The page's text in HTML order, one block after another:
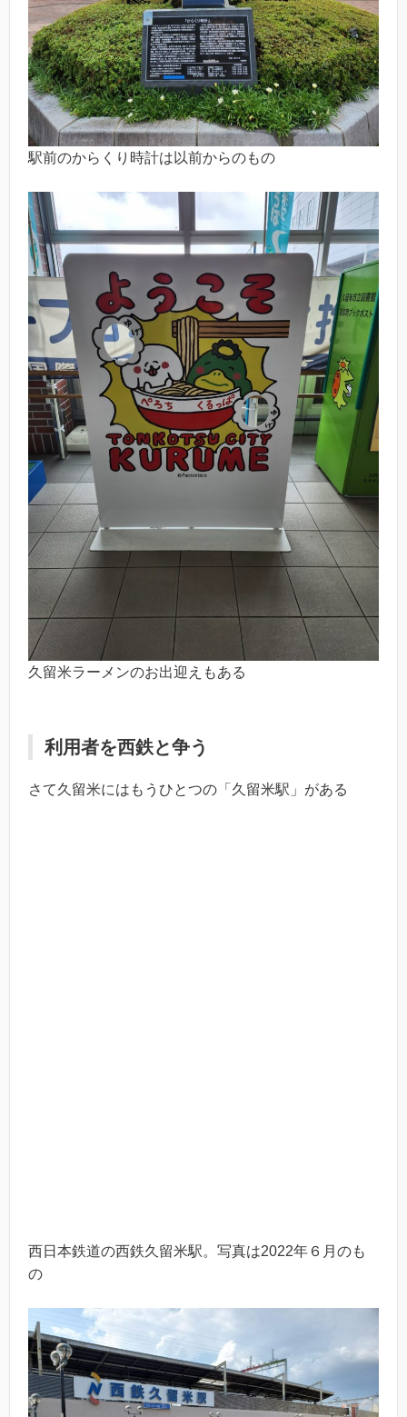
駅前のからくり時計は以前からのもの
久留米ラーメンのお出迎えもある
利用者を西鉄と争う
さて久留米にはもうひとつの「久留米駅」がある
西日本鉄道の西鉄久留米駅。写真は2022年６月のも
の